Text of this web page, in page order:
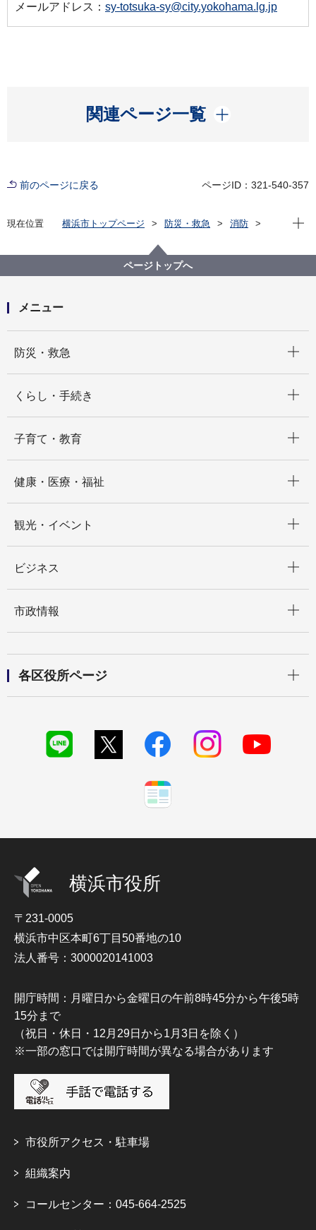
メールアドレス： sy-totsuka-sy@city.yokohama.lg.jp
関連ページ一覧
開く
前のページに戻る ページID：321-540-357
現在位置 横浜市トップページ 防災・救急
消防
戸塚消防署からのお知らせ・イベント情報
現在
ページトップへ
メニュー
防災・救急
くらし・手続き
子育て・教育
健康・医療・福祉
観光・イベント
ビジネス
市政情報
各区役所ページ
横浜市役所
〒231-0005
横浜市中区本町6丁目50番地の10
法人番号：3000020141003
開庁時間：月曜日から金曜日の午前8時45分から午後5時
15分まで
（祝日・休日・12月29日から1月3日を除く）
※一部の窓口では開庁時間が異なる場合があります
市役所アクセス・駐車場
組織案内
コールセンター：045-664-2525